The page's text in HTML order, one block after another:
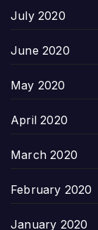
July 2020
June 2020
May 2020
April 2020
March 2020
February 2020
January 2020